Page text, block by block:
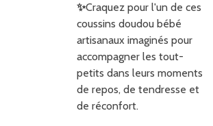
✨Craquez pour l'un de ces
coussins doudou bébé
artisanaux imaginés pour
accompagner les tout-
petits dans leurs moments
de repos, de tendresse et
de réconfort.